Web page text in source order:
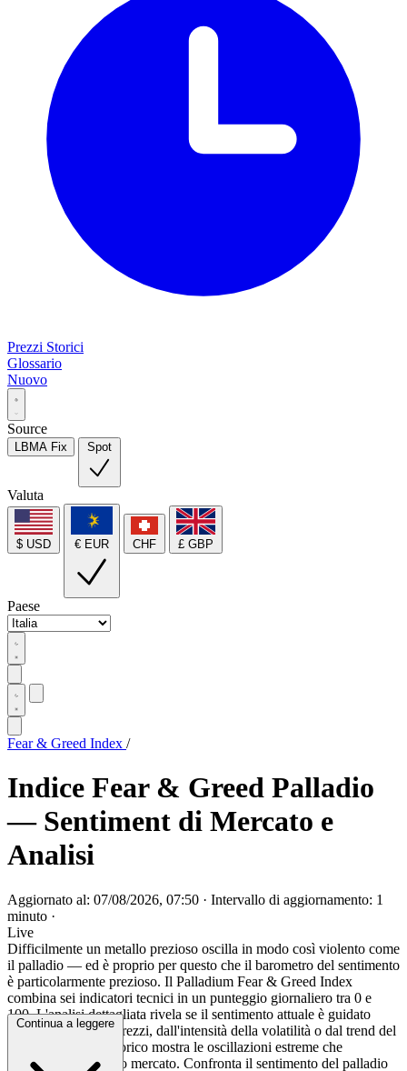
Prezzi Storici
Glossario
Nuovo
Source
LBMA Fix Spot
Valuta
$ USD € EUR CHF £ GBP
Paese
Fear & Greed Index /
Indice Fear & Greed Palladio
— Sentiment di Mercato e
Analisi
Aggiornato al: 07/08/2026, 07:50 · Intervallo di aggiornamento: 1
minuto ·
Live
Difficilmente un metallo prezioso oscilla in modo così violento come
il palladio — ed è proprio per questo che il barometro del sentimento
è particolarmente prezioso. Il Palladium Fear & Greed Index
combina sei indicatori tecnici in un punteggio giornaliero tra 0 e
100. L'analisi dettagliata rivela se il sentimento attuale è guidato
dalla dinamica dei prezzi, dall'intensità della volatilità o dal trend del
dollaro. Il grafico storico mostra le oscillazioni estreme che
caratterizzano questo mercato. Confronta il sentimento del palladio